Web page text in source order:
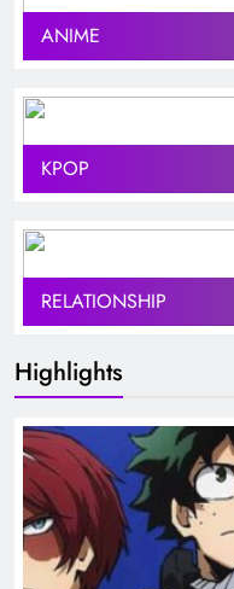
ANIME
KPOP
RELATIONSHIP
Highlights